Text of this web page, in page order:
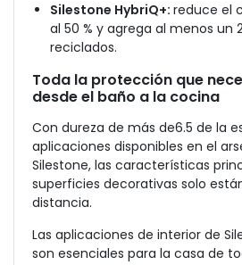
Silestone HybriQ+: reduce el
al 50 % y agrega al menos un
reciclados.
Toda la protección que
desde el baño a la cocina
Con dureza de más de6.5 de la
aplicaciones disponibles en el
Silestone, las características
superficies decorativas solo
distancia.
Las aplicaciones de interior de
son esenciales para la casa de